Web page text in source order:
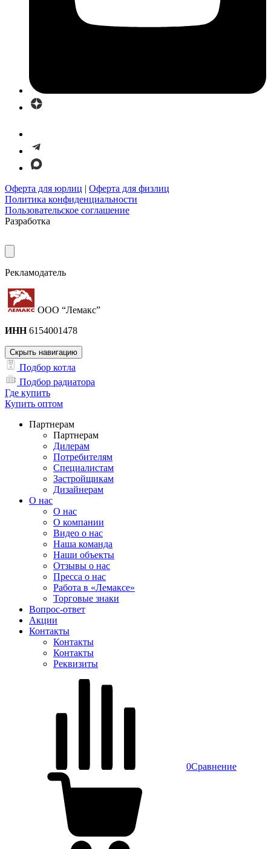
Оферта для юрлиц | Оферта для физлиц
Политика конфиденциальности
Пользовательское соглашение
Разработка
Рекламодатель
ООО “Лемакс”
ИНН6154001478
Скрыть навигацию
Подбор котла
Подбор радиатора
Где купить
Купить оптом
Партнерам
Партнерам
Дилерам
Потребителям
Специалистам
Застройщикам
Дизайнерам
О нас
О нас
О компании
Видео о нас
Наша команда
Наши объекты
Отзывы о нас
Пресса о нас
Работа в «Лемаксе»
Торговые знаки
Вопрос-ответ
Акции
Контакты
Контакты
Контакты
Реквизиты
0Сравнение